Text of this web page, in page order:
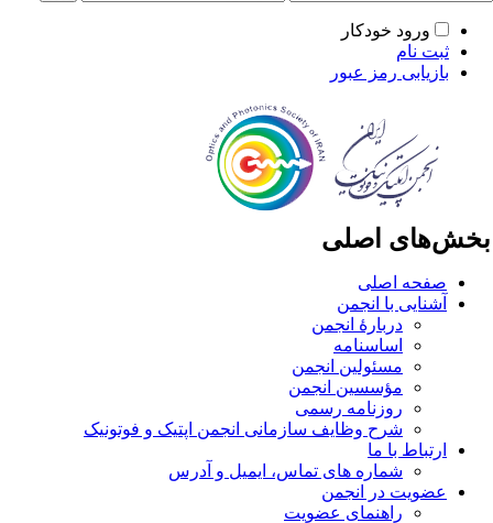
ورود خودکار
ثبت نام
بازیابی رمز عبور
اصلی
صفحه اصلی
آشنایی با انجمن
دربارۀ انجمن
اساسنامه
مسئولین انجمن
مؤسسین انجمن
روزنامه رسمی
شرح وظایف سازمانی انجمن اپتیک و فوتونیک
ارتباط با ما
شماره های تماس، ایمیل و آدرس
عضویت در انجمن
راهنمای عضویت